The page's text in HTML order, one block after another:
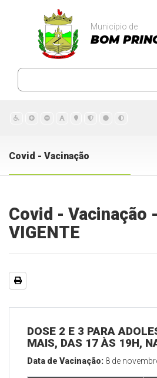
Município de
BOM
Covid - Vacinação
Covid - Vacinação
VIGENTE
DOSE 2 E 3 PARA
MAIS, DAS 17 ÀS 19H,
Data de Vacinação: 8 de